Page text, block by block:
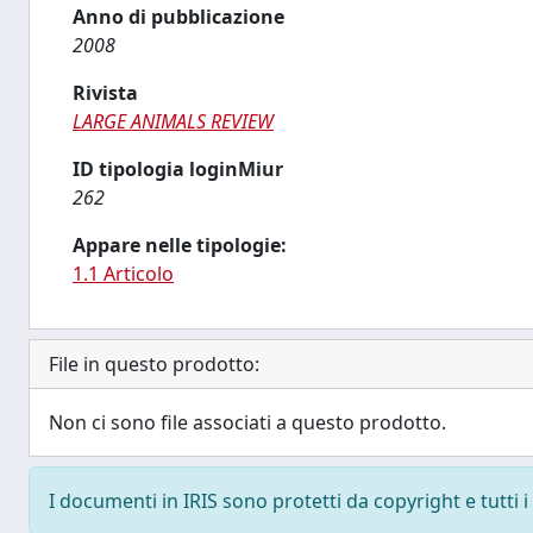
Anno di pubblicazione
2008
Rivista
LARGE ANIMALS REVIEW
ID tipologia loginMiur
262
Appare nelle tipologie:
1.1 Articolo
File in questo prodotto:
Non ci sono file associati a questo prodotto.
I documenti in IRIS sono protetti da copyright e tutti